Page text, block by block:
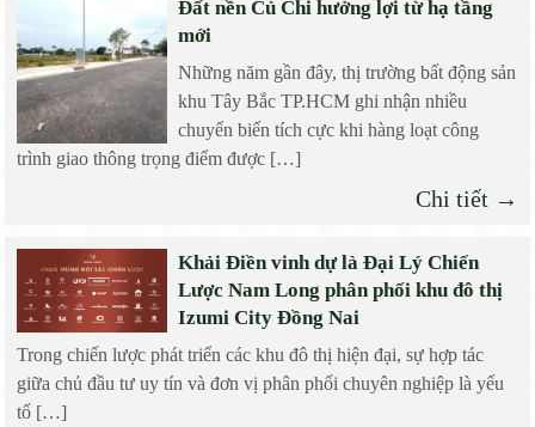
Đất nền Củ Chi hưởng lợi từ hạ tầng
mới
Những năm gần đây, thị trường bất động sản
khu Tây Bắc TP.HCM ghi nhận nhiều
chuyển biến tích cực khi hàng loạt công
trình giao thông trọng điểm được […]
Chi tiết →
Khải Điền vinh dự là Đại Lý Chiến
Lược Nam Long phân phối khu đô thị
Izumi City Đồng Nai
Trong chiến lược phát triển các khu đô thị hiện đại, sự hợp tác
giữa chủ đầu tư uy tín và đơn vị phân phối chuyên nghiệp là yếu
tố […]